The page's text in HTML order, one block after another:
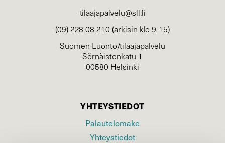
tilaajapalvelu@sll.fi
(09) 228 08 210 (arkisin klo 9-15)
Suomen Luonto/tilaajapalvelu
Sörnäistenkatu 1
00580 Helsinki
YHTEYSTIEDOT
Palautelomake
Yhteystiedot